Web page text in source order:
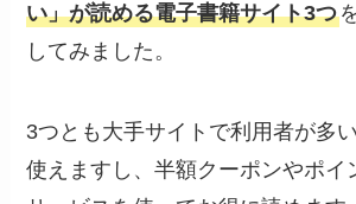
い」が読める電子書籍サイト3つ
してみました。
3つとも大手サイトで利用者が多
使えますし、半額クーポンやポイ